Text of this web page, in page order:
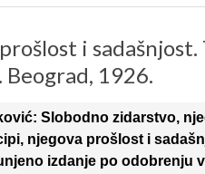
i sadašnjost.
Beograd, 1926.
Slobodno zidarstvo,
njegova prošlost i
izdanje po odobrenju